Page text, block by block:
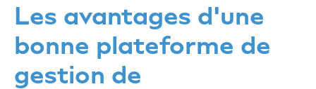
Les avantages d'une
bonne plateforme de
gestion de